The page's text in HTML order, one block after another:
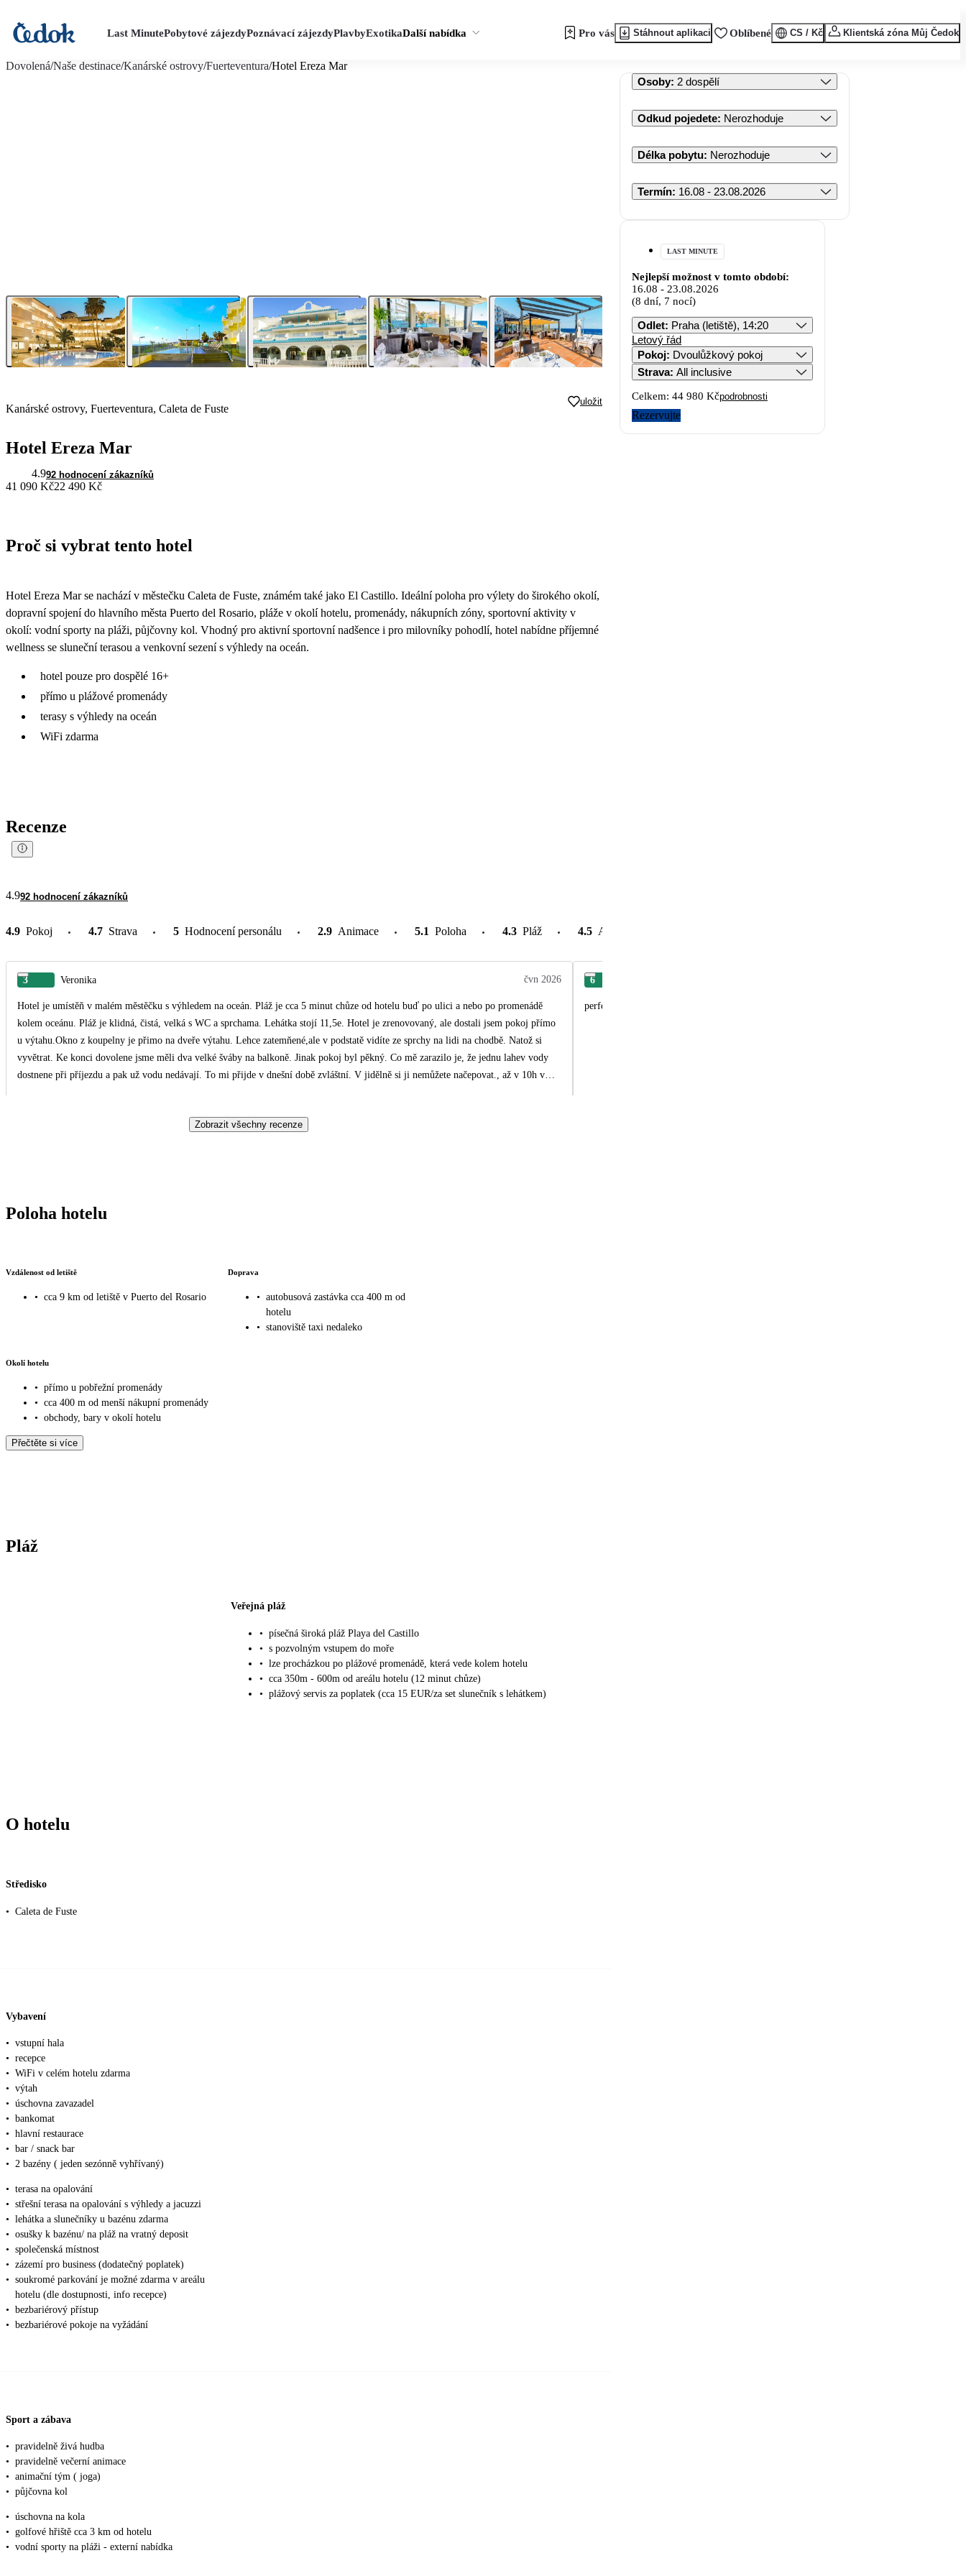
Last MinutePobytové zájezdyPoznávací zájezdyPlavbyExotikaDalší nabídka Pro vás Stáhnout aplikaci Oblíbené CS / Kč Klientská zóna Můj Čedok
Dovolená/Naše destinace/Kanárské ostrovy/Fuerteventura/Hotel Ereza Mar
Kanárské ostrovy, Fuerteventura, Caleta de Fuste
uložit
Hotel Ereza Mar
4.992 hodnocení zákazníků
41 090 Kč22 490 Kč
Proč si vybrat tento hotel
Hotel Ereza Mar se nachází v městečku Caleta de Fuste, známém také jako El Castillo. Ideální poloha pro výlety do širokého okolí,
dopravní spojení do hlavního města Puerto del Rosario, pláže v okolí hotelu, promenády, nákupních zóny, sportovní aktivity v
okolí: vodní sporty na pláži, půjčovny kol. Vhodný pro aktivní sportovní nadšence i pro milovníky pohodlí, hotel nabídne příjemné
wellness se sluneční terasou a venkovní sezení s výhledy na oceán.
hotel pouze pro dospělé 16+
přímo u plážové promenády
terasy s výhledy na oceán
WiFi zdarma
Recenze
4.992 hodnocení zákazníků
4.9 Pokoj 4.7 Strava 5 Hodnocení personálu 2.9 Animace 5.1 Poloha 4.3 Pláž 4.5 Atrakce v okolí
3 Veronika čvn 2026
Hotel je umístěň v malém městěčku s výhledem na oceán. Pláž je cca 5 minut chůze od hotelu buď po ulici a nebo po promenádě
kolem oceánu. Pláž je klidná, čistá, velká s WC a sprchama. Lehátka stojí 11,5e. Hotel je zrenovovaný, ale dostali jsem pokoj přímo
u výtahu.Okno z koupelny je přimo na dveře výtahu. Lehce zatemňené,ale v podstatě vidíte ze sprchy na lidi na chodbě. Natož si
vyvětrat. Ke konci dovolene jsme měli dva velké šváby na balkoně. Jinak pokoj byl pěkný. Co mě zarazilo je, že jednu lahev vody
dostnene při příjezdu a pak už vodu nedávají. To mi přijde v dnešní době zvláštní. V jidělně si ji nemůžete načepovat., až v 10h v
neustále dokola. Buď neochucené nebo smažené.Být tam delsí dobu tak nevím už co jíst a to se mi opravdu nestáva.
6
perfektní
Zobrazit všechny recenze
Poloha hotelu
Vzdálenost od letiště
• cca 9 km od letiště v Puerto del Rosario
Doprava
• autobusová zastávka cca 400 m od
hotelu
• stanoviště taxi nedaleko
Okolí hotelu
• přímo u pobřežní promenády
• cca 400 m od menší nákupní promenády
• obchody, bary v okolí hotelu
Přečtěte si více
Pláž
Veřejná pláž
• písečná široká pláž Playa del Castillo
• s pozvolným vstupem do moře
• lze procházkou po plážové promenádě, která vede kolem hotelu
• cca 350m - 600m od areálu hotelu (12 minut chůze)
• plážový servis za poplatek (cca 15 EUR/za set slunečník s lehátkem)
O hotelu
Středisko
• Caleta de Fuste
Vybavení
• vstupní hala
• recepce
• WiFi v celém hotelu zdarma
• výtah
• úschovna zavazadel
• bankomat
• hlavní restaurace
• bar / snack bar
• 2 bazény ( jeden sezónně vyhřívaný)
• terasa na opalování
• střešní terasa na opalování s výhledy a jacuzzi
• lehátka a slunečníky u bazénu zdarma
• osušky k bazénu/ na pláž na vratný deposit
• společenská místnost
• zázemí pro business (dodatečný poplatek)
• soukromé parkování je možné zdarma v areálu
hotelu (dle dostupnosti, info recepce)
• bezbariérový přístup
• bezbariérové pokoje na vyžádání
Sport a zábava
• pravidelně živá hudba
• pravidelně večerní animace
• animační tým ( joga)
• půjčovna kol
• úschovna na kola
• golfové hřiště cca 3 km od hotelu
• vodní sporty na pláži - externí nabídka
Osoby: 2 dospělí
Odkud pojedete: Nerozhoduje
Délka pobytu: Nerozhoduje
Termín: 16.08 - 23.08.2026
LAST MINUTE
Nejlepší možnost v tomto období:
16.08 - 23.08.2026
(8 dní, 7 nocí)
Odlet: Praha (letiště), 14:20
Letový řád
Pokoj: Dvoulůžkový pokoj
Strava: All inclusive
Celkem: 44 980 Kčpodrobnosti
Rezervujte